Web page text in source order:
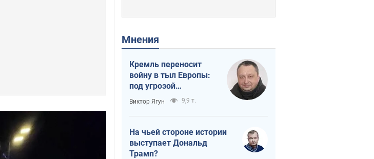
Мнения
Кремль переносит
войну в тыл Европы:
под угрозой
критическая
логистика
Виктор Ягун 9,9 т.
На чьей стороне истории
выступает Дональд
Трамп?